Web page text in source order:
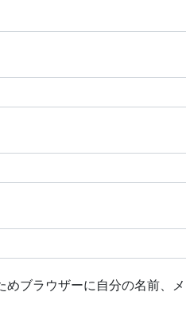
ブラウザーに自分の名前、